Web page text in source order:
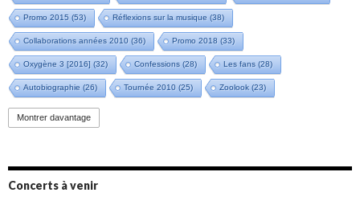
Promo 2015 (53) Réflexions sur la musique (38)
Collaborations années 2010 (36) Promo 2018 (33)
Oxygène 3 [2016] (32) Confessions (28) Les fans (28)
Autobiographie (26) Tournée 2010 (25) Zoolook (23)
Promo 2019(23)
Groupe de Recherche Musicale
Montrer davantage
Concerts à venir